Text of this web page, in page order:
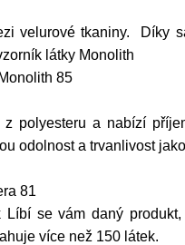
velurové tkaniny. Díky
látky Monolith
85
polyesteru a nabízí
odolnost a trvanlivost
81
Líbí se vám daný
více než 150 látek.